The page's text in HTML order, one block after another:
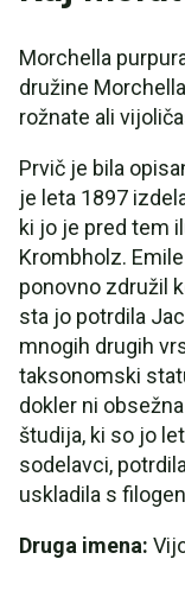
Morchella
družine
rožnate ali
Prvič je bila
je leta 1897
ki jo je pred tem
Krombholz.
ponovno združil
sta jo potrdila
mnogih drugih
taksonomski
dokler ni
študija, ki so jo
sodelavci,
uskladila s
Druga imena: